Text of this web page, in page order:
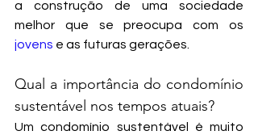
a construção de uma sociedade
jovens e as futuras gerações.
Qual a importância do condomínio
sustentável nos tempos atuais?
Um condomínio sustentável é muito